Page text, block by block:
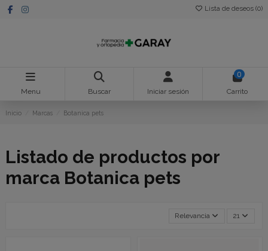
Lista de deseos (0)
Menu Buscar Iniciar sesión
0
Carrito
Inicio Marcas Botanica pets
Listado de productos por
marca Botanica pets
Relevancia 21